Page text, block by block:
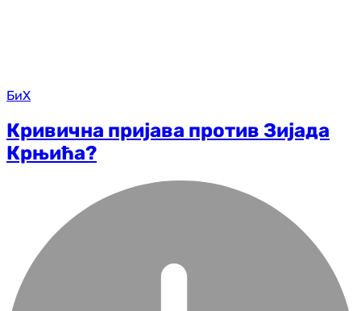
БиХ
Кривична пријава против Зијада
Крњића?